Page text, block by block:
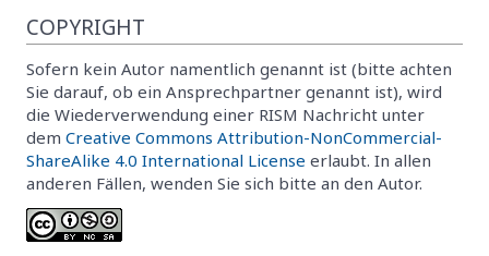
COPYRIGHT
Sofern kein Autor namentlich genannt ist (bitte achten
Sie darauf, ob ein Ansprechpartner genannt ist), wird
die Wiederverwendung einer RISM Nachricht unter
dem Creative Commons Attribution-NonCommercial-
ShareAlike 4.0 International License erlaubt. In allen
anderen Fällen, wenden Sie sich bitte an den Autor.